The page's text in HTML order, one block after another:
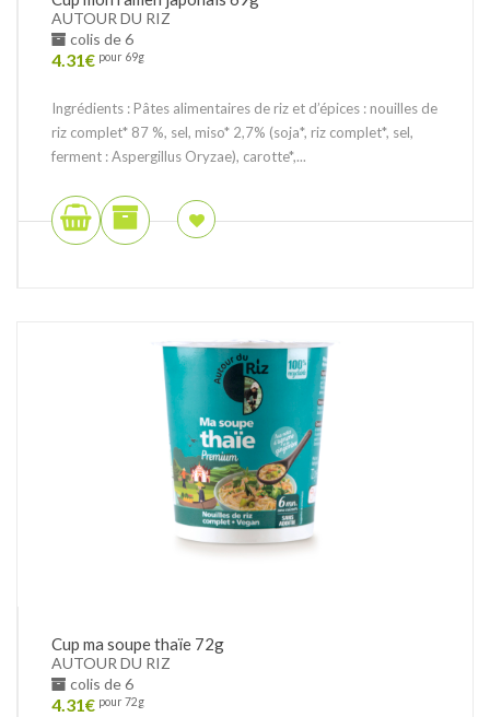
AUTOUR DU RIZ
colis de 6
4.31€ pour 69g
Ingrédients : Pâtes alimentaires de riz et d’épices : nouilles de
riz complet* 87 %, sel, miso* 2,7% (soja*, riz complet*, sel,
ferment : Aspergillus Oryzae), carotte*,...
Cup ma soupe thaïe 72g
AUTOUR DU RIZ
colis de 6
4.31€ pour 72g